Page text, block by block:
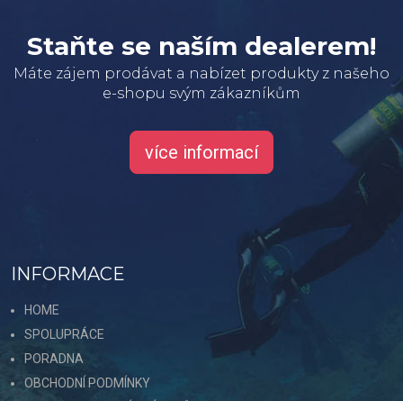
Staňte se naším dealerem!
Máte zájem prodávat a nabízet produkty z našeho
e-shopu svým zákazníkům
více informací
INFORMACE
HOME
SPOLUPRÁCE
PORADNA
OBCHODNÍ PODMÍNKY